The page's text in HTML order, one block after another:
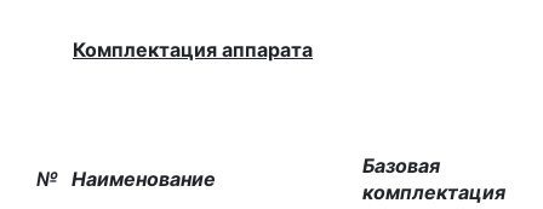
Комплектация аппарата
№ Наименование
Базовая
комплектация